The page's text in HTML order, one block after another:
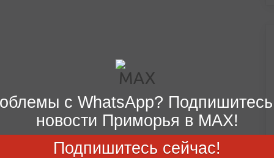
с WhatsApp?
новости Приморья в MAX!
Подпишитесь сейчас!